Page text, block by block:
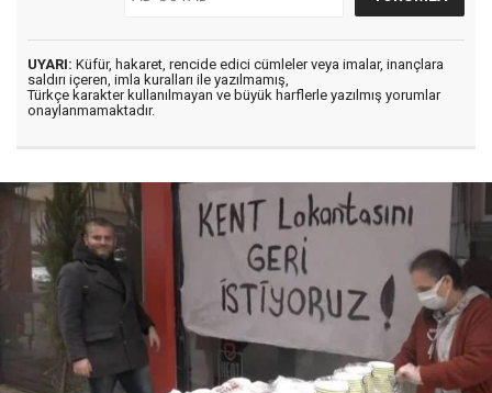
UYARI: Küfür, hakaret, rencide edici cümleler veya imalar, inançlara
saldırı içeren, imla kuralları ile yazılmamış,
Türkçe karakter kullanılmayan ve büyük harflerle yazılmış yorumlar
onaylanmamaktadır.